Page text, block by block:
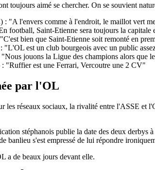
toujours aimé se chercher. On se souvient
"A l'envers comme à l'endroit, le maillot vert
football, Saint-Etienne sera toujours la capitale
bien que Saint-Etienne soit remonté en
"L'OL est un club bourgeois avec un public
jouons la Ligue des champions alors que
"Ruffier est une Ferrari, Vercoutre une 2 CV"
par l'OL
les réseaux sociaux, la rivalité entre l'ASSE et
stéphanois publie la date des deux derbys
banlieu s'est empressé de lui répondre
a de beaux jours devant elle.